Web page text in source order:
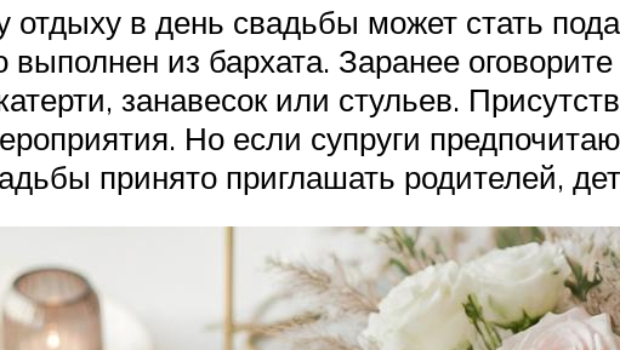
отдыху в день свадьбы может стать
выполнен из бархата. Заранее
занавесок или стульев.
Но если супруги
принято приглашать родителей,